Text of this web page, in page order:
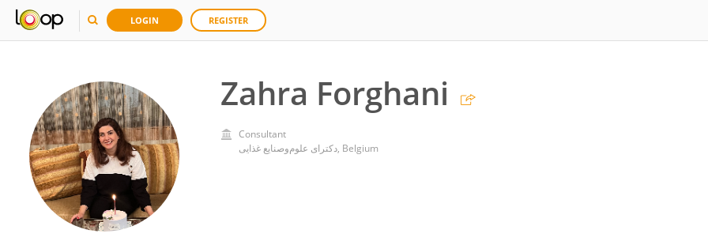
LOGIN REGISTER
Zahra Forghani
Consultant
دکترای علوم‌وصنایع غذایی, Belgium